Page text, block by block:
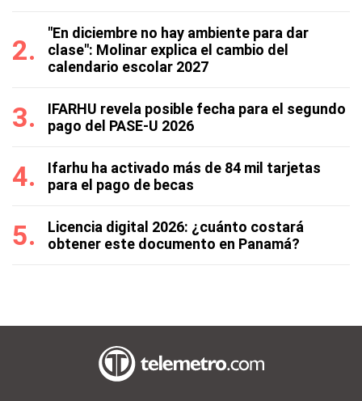
"En diciembre no hay ambiente para dar
clase": Molinar explica el cambio del
calendario escolar 2027
IFARHU revela posible fecha para el segundo
pago del PASE-U 2026
Ifarhu ha activado más de 84 mil tarjetas
para el pago de becas
Licencia digital 2026: ¿cuánto costará
obtener este documento en Panamá?